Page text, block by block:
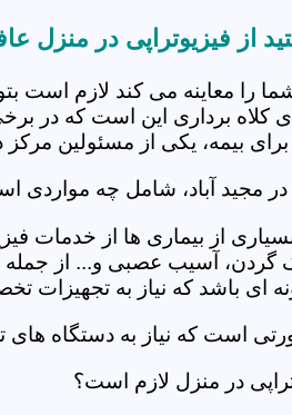
از فیزیوتراپی در منزل
را معاینه می کند لازم است
کلاه برداری این است که در
بیمه، یکی از مسئولین مرکز
در مجید آباد، شامل چه مواردی
از بیماری ها از خدمات
آسیب عصبی و... از جمله
ای باشد که نیاز به تجهیزات
است که نیاز به دستگاه
در منزل لازم است؟